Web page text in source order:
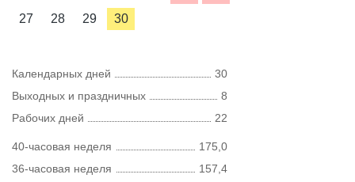
27
28 29 30
Календарных дней
30
Выходных и праздничных
8
Рабочих дней
22
40-часовая неделя
175,0
36-часовая неделя
157,4